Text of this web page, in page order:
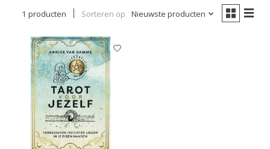
1 producten Sorteren op Nieuwste producten